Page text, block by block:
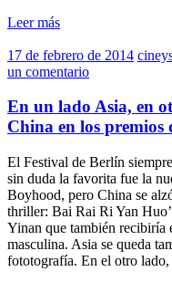
Leer más
17 de febrero de 2014
un comentario
En un lado Asia, en
China en los premios
El Festival de Berlín
sin duda la favorita fue la
Boyhood, pero China se
thriller: Bai Rai Ri Yan
Yinan que también recibiría
masculina. Asia se queda
fototografía. En el otro lado,